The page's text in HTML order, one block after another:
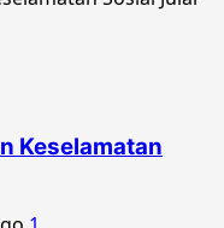
Keselamatan